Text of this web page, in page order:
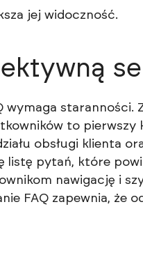
jej widoczność.
wymaga staranności.
to pierwszy
obsługi klienta
pytań, które
nawigację i
FAQ zapewnia, że